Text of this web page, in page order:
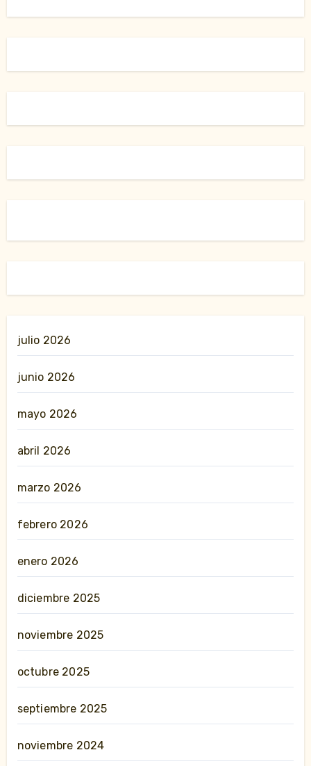
julio 2026
junio 2026
mayo 2026
abril 2026
marzo 2026
febrero 2026
enero 2026
diciembre 2025
noviembre 2025
octubre 2025
septiembre 2025
noviembre 2024